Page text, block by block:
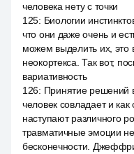
человека нету с точки
125: Биологии
что они даже очень и
можем выделить их, это
неокортекса. Так вот,
вариативность
126: Принятие решений
человек совладает и
наступают различного
травматичные эмоции
бесконечности.